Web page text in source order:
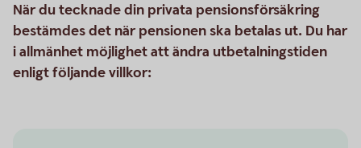
När du tecknade din privata pensionsförsäkring
bestämdes det när pensionen ska betalas ut. Du har
i allmänhet möjlighet att ändra utbetalningstiden
enligt följande villkor: